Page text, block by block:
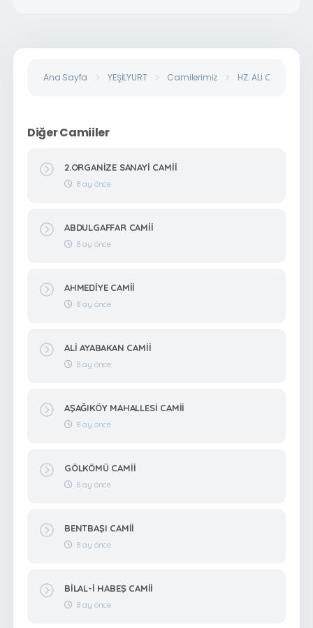
Ana Sayfa YEŞİLYURT Camilerimiz HZ. ALİ CAMİİ
Diğer Camiiler
2.ORGANİZE SANAYİ CAMİİ
8 ay önce
ABDULGAFFAR CAMİİ
8 ay önce
AHMEDİYE CAMİİ
8 ay önce
ALİ AYABAKAN CAMİİ
8 ay önce
AŞAĞIKÖY MAHALLESİ CAMİİ
8 ay önce
GÖLKÖMÜ CAMİİ
8 ay önce
BENTBAŞI CAMİİ
8 ay önce
BİLAL-İ HABEŞ CAMİİ
8 ay önce